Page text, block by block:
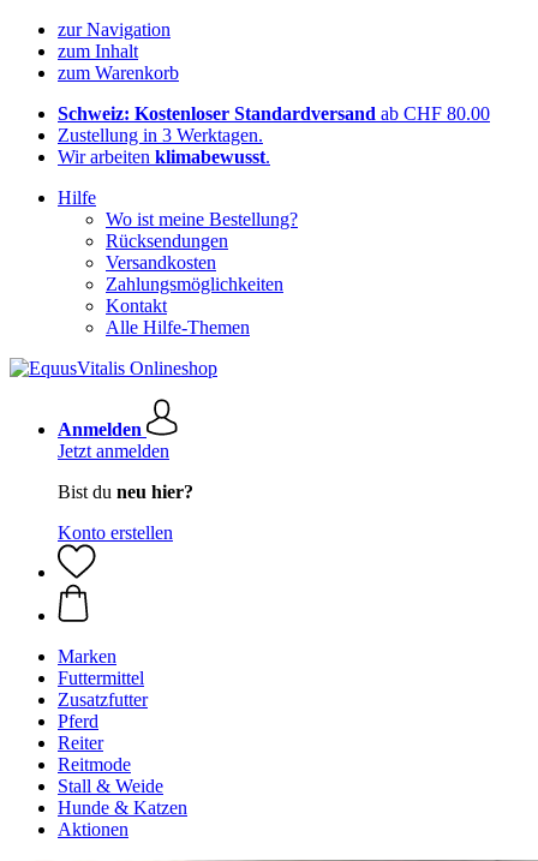
zur Navigation
zum Inhalt
zum Warenkorb
Schweiz: Kostenloser Standardversand ab CHF 80.00
Zustellung in 3 Werktagen.
Wir arbeiten klimabewusst.
Hilfe
Wo ist meine Bestellung?
Rücksendungen
Versandkosten
Zahlungsmöglichkeiten
Kontakt
Alle Hilfe-Themen
Anmelden
Jetzt anmelden
Bist du neu hier?
Konto erstellen
Marken
Futtermittel
Zusatzfutter
Pferd
Reiter
Reitmode
Stall & Weide
Hunde & Katzen
Aktionen